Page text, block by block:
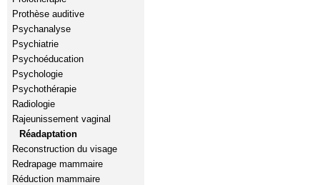
Prothèse auditive
Psychanalyse
Psychiatrie
Psychoéducation
Psychologie
Psychothérapie
Radiologie
Rajeunissement vaginal
Réadaptation
Reconstruction du visage
Redrapage mammaire
Réduction mammaire